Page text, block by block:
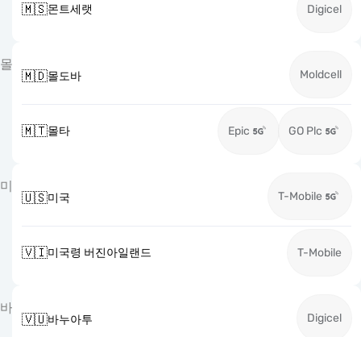
🇲🇸몬트세랫 Digicel
몰
🇲🇩몰도바 Moldcell
🇲🇹몰타 Epic GO Plc
미
🇺🇸미국 T-Mobile
🇻🇮미국령 버진아일랜드 T-Mobile
바
🇻🇺바누아투 Digicel